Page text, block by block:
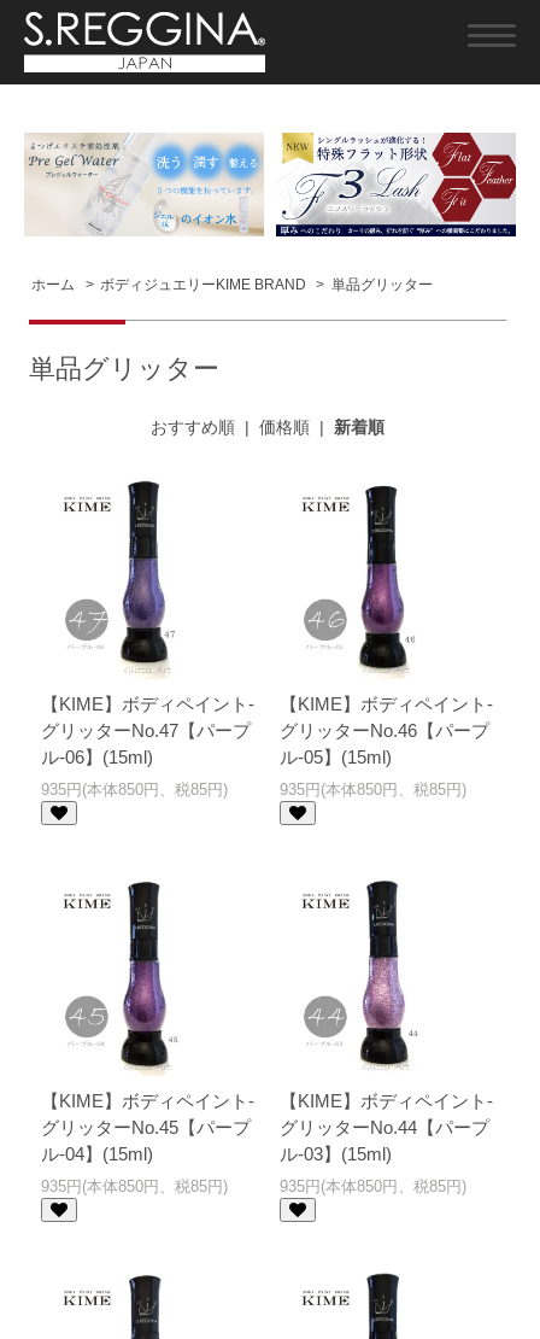
ホーム > ボディジュエリーKIME BRAND > 単品グリッター
単品グリッター
おすすめ順| 価格順| 新着順
【KIME】ボディペイント-
グリッターNo.47【パープ
ル-06】(15ml)
935円(本体850円、税85円)
【KIME】ボディペイント-
グリッターNo.46【パープ
ル-05】(15ml)
935円(本体850円、税85円)
【KIME】ボディペイント-
グリッターNo.45【パープ
ル-04】(15ml)
935円(本体850円、税85円)
【KIME】ボディペイント-
グリッターNo.44【パープ
ル-03】(15ml)
935円(本体850円、税85円)